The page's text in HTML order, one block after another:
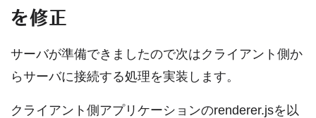
を修正
サーバが準備できましたので次はクライアント側か
らサーバに接続する処理を実装します。
クライアント側アプリケーションのrenderer.jsを以